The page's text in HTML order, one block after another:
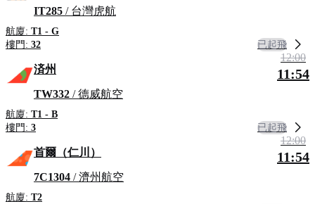
IT285 / 台灣虎航
航廈: T1 - G
樓門: 32 已起飛
済州
TW332 / 德威航空
航廈: T1 - B
樓門: 3
12:00
11:54
已起飛
首爾（仁川）
7C1304 / 濟州航空
航廈: T2
12:00
11:54